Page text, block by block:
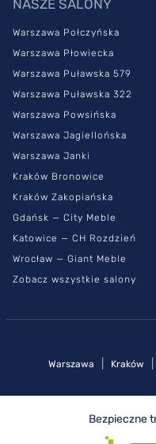
NASZE SALONY
Warszawa Połczyńska
Warszawa Płowiecka
Warszawa Puławska 579
Warszawa Puławska 322
Warszawa Powsińska
Warszawa Jagiellońska
Warszawa Janki
Kraków Bronowice
Kraków Zakopiańska
Gdańsk — City Meble
Katowice — CH Rozdzień
Wrocław — Giant Meble
Zobacz wszystkie salony
Warszawa Kraków
Bezpieczne